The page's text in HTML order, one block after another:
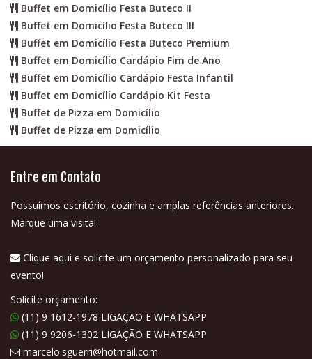
Buffet em Domicílio Festa Buteco II
Buffet em Domicílio Festa Buteco III
Buffet em Domicílio Festa Buteco Premium
Buffet em Domicílio Cardápio Fim de Ano
Buffet em Domicílio Cardápio Festa Infantil
Buffet em Domicílio Cardápio Kit Festa
Buffet de Pizza em Domicílio
Buffet de Pizza em Domicílio
Entre em Contato
Possuímos escritório, cozinha e amplas referências anteriores.
Marque uma visita!
Clique aqui e solicite um orçamento personalizado para seu
evento!
Solicite orçamento:
(11) 9 1612-1978 LIGAÇÃO E WHATSAPP
(11) 9 9206-1302 LIGAÇÃO E WHATSAPP
marcelo.sguerri@hotmail.com